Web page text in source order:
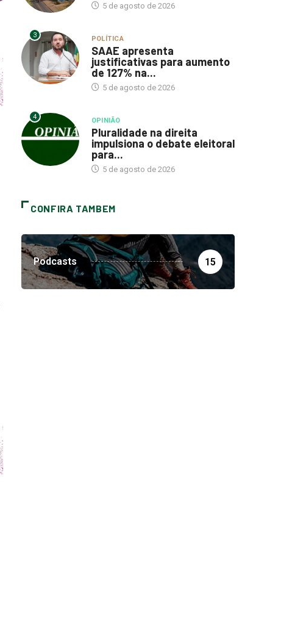
5 de agosto de 2026
3 POLÍTICA
SAAE apresenta
justificativas para aumento
de 127% na...
5 de agosto de 2026
4 OPINIÃO
Pluralidade na direita
impulsiona o debate eleitoral
para...
5 de agosto de 2026
CONFIRA TAMBEM
Podcasts 15